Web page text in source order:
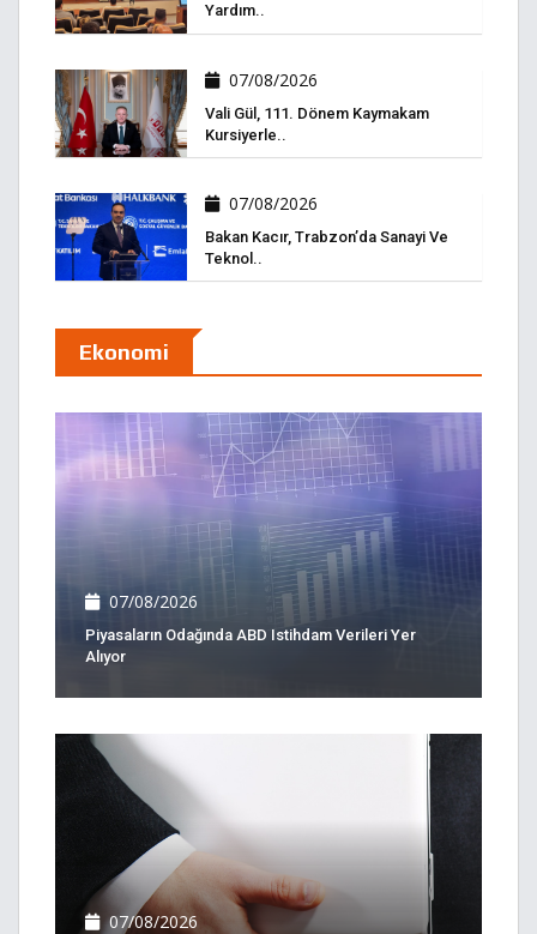
Yardım..
07/08/2026
Vali Gül, 111. Dönem Kaymakam
Kursiyerle..
07/08/2026
Bakan Kacır, Trabzon’da Sanayi Ve
Teknol..
Ekonomi
07/08/2026
Piyasaların Odağında ABD Istihdam Verileri Yer
Alıyor
07/08/2026